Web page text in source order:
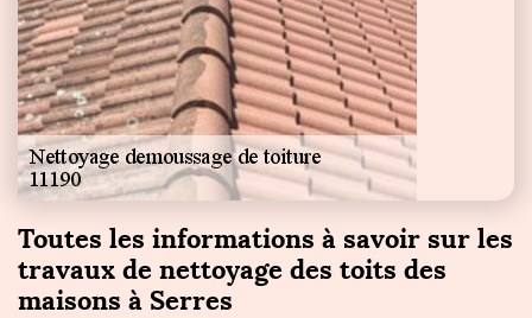
Toutes les informations à savoir sur les
travaux de nettoyage des toits des
maisons à Serres